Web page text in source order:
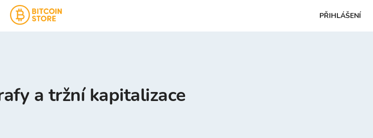
PŘIHLÁŠENÍ
a tržní kapitalizace